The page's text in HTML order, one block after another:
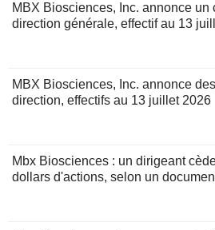
MBX Biosciences, Inc. annonce un
direction générale, effectif au 13
MBX Biosciences, Inc. annonce
direction, effectifs au 13 juillet 2026
Mbx Biosciences : un dirigeant
dollars d'actions, selon un